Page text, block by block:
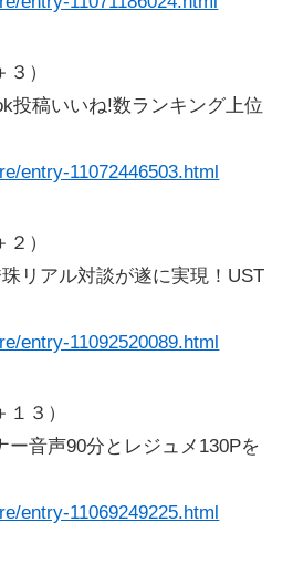
）
投稿いいね!数ランキング上位
entry-11072446503.html
）
リアル対談が遂に実現！UST
entry-11092520089.html
３）
ー音声90分とレジュメ130Pを
entry-11069249225.html